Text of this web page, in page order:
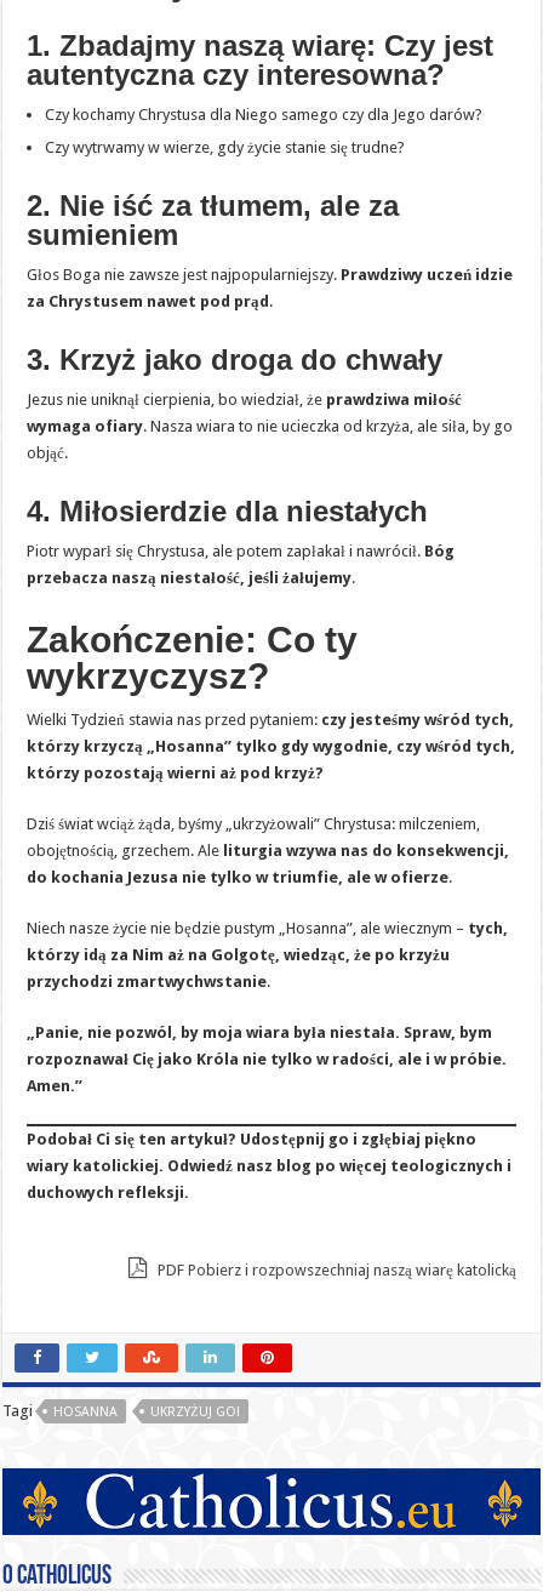
1. Zbadajmy naszą wiarę: Czy jest
autentyczna czy interesowna?
Czy kochamy Chrystusa dla Niego samego czy dla Jego darów?
Czy wytrwamy w wierze, gdy życie stanie się trudne?
2. Nie iść za tłumem, ale za
sumieniem
Głos Boga nie zawsze jest najpopularniejszy. Prawdziwy uczeń idzie
za Chrystusem nawet pod prąd .
3. Krzyż jako droga do chwały
Jezus nie uniknął cierpienia, bo wiedział, że prawdziwa miłość
wymaga ofiary. Nasza wiara to nie ucieczka od krzyża, ale siła, by go
objąć.
4. Miłosierdzie dla niestałych
Piotr wyparł się Chrystusa, ale potem zapłakał i nawrócił. Bóg
przebacza naszą niestałość, jeśli żałujemy.
Zakończenie: Co ty
wykrzyczysz?
Wielki Tydzień stawia nas przed pytaniem: czy jesteśmy wśród tych,
którzy krzyczą „Hosanna” tylko gdy wygodnie, czy wśród tych,
którzy pozostają wierni aż pod krzyż?
Dziś świat wciąż żąda, byśmy „ukrzyżowali” Chrystusa: milczeniem,
obojętnością, grzechem. Ale liturgia wzywa nas do konsekwencji,
do kochania Jezusa nie tylko w triumfie, ale w ofierze.
Niech nasze życie nie będzie pustym „Hosanna”, ale wiecznym – tych,
którzy idą za Nim aż na Golgotę, wiedząc, że po krzyżu
przychodzi zmartwychwstanie.
„Panie, nie pozwól, by moja wiara była niestała. Spraw, bym
rozpoznawał Cię jako Króla nie tylko w radości, ale i w próbie.
Amen.”
Podobał Ci się ten artykuł? Udostępnij go i zgłębiaj piękno
wiary katolickiej. Odwiedź nasz blog po więcej teologicznych i
duchowych refleksji.
PDF Pobierz i rozpowszechniaj naszą wiarę katolicką
Tagi HOSANNA UKRZYŻUJ GO!
O catholicus